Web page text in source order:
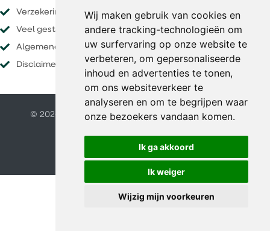
Wij maken gebruik van cookies en
andere tracking-technologieën om
uw surfervaring op onze website te
verbeteren, om gepersonaliseerde
inhoud en advertenties te tonen,
om ons websiteverkeer te
analyseren en om te begrijpen waar
onze bezoekers vandaan komen.
Ik ga akkoord
Ik weiger
Wijzig mijn voorkeuren
Verzekeringen
Veel gestelde vragen
Algemene voorwaarden
Disclaimer
© 2026 O&S vakanties |Website door FalcoTravel